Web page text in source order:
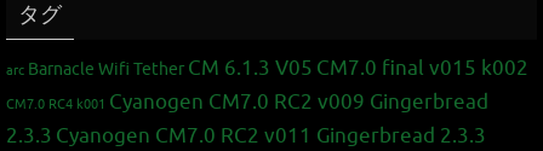
タグ
arc Barnacle Wifi Tether CM 6.1.3 V05 CM7.0 final v015 k002
CM7.0 RC4 k001 Cyanogen CM7.0 RC2 v009 Gingerbread
2.3.3 Cyanogen CM7.0 RC2 v011 Gingerbread 2.3.3